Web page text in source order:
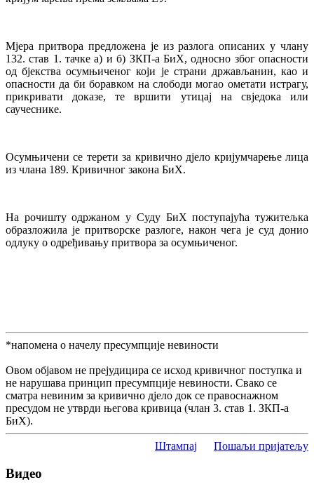
Мјера притвора предложена је из разлога описаних у члану
132. став 1. тачке а) и б) ЗКП-а БиХ, односно због опасности
од бјекства осумњиченог који је страни држављанин, као и
опасности да би боравком на слободи могао ометати истрагу,
прикривати доказе, те вршити утицај на свједока или
саучеснике.
Осумњичени се терети за кривично дјело кријумчарење лица
из члана 189. Кривичног закона БиХ.
На рочишту одржаном у Суду БиХ поступајућа тужитељка
образложила је притворске разлоге, након чега је суд донио
одлуку о одређивању притвора за осумњиченог.
*напомена о начелу пресумпције невиности
Овом објавом не прејудицира се исход кривичног поступка и
не нарушава принцип пресумпције невиности. Свако се
сматра невиним за кривично дјело док се правоснажном
пресудом не утврди његова кривица (члан 3. став 1. ЗКП-а
БиХ).
Штампај Пошаљи пријатељу
Видео